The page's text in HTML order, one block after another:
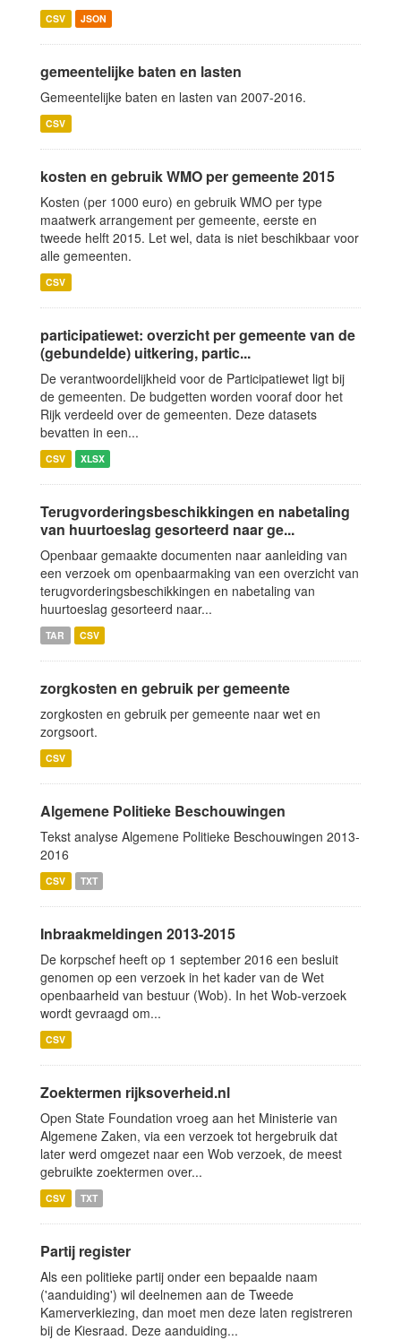
CSV JSON
gemeentelijke baten en lasten
Gemeentelijke baten en lasten van 2007-2016.
CSV
kosten en gebruik WMO per gemeente 2015
Kosten (per 1000 euro) en gebruik WMO per type
maatwerk arrangement per gemeente, eerste en
tweede helft 2015. Let wel, data is niet beschikbaar voor
alle gemeenten.
CSV
participatiewet: overzicht per gemeente van de
(gebundelde) uitkering, partic...
De verantwoordelijkheid voor de Participatiewet ligt bij
de gemeenten. De budgetten worden vooraf door het
Rijk verdeeld over de gemeenten. Deze datasets
bevatten in een...
CSV XLSX
Terugvorderingsbeschikkingen en nabetaling
van huurtoeslag gesorteerd naar ge...
Openbaar gemaakte documenten naar aanleiding van
een verzoek om openbaarmaking van een overzicht van
terugvorderingsbeschikkingen en nabetaling van
huurtoeslag gesorteerd naar...
TAR CSV
zorgkosten en gebruik per gemeente
zorgkosten en gebruik per gemeente naar wet en
zorgsoort.
CSV
Algemene Politieke Beschouwingen
Tekst analyse Algemene Politieke Beschouwingen 2013-
2016
CSV TXT
Inbraakmeldingen 2013-2015
De korpschef heeft op 1 september 2016 een besluit
genomen op een verzoek in het kader van de Wet
openbaarheid van bestuur (Wob). In het Wob-verzoek
wordt gevraagd om...
CSV
Zoektermen rijksoverheid.nl
Open State Foundation vroeg aan het Ministerie van
Algemene Zaken, via een verzoek tot hergebruik dat
later werd omgezet naar een Wob verzoek, de meest
gebruikte zoektermen over...
CSV TXT
Partij register
Als een politieke partij onder een bepaalde naam
('aanduiding') wil deelnemen aan de Tweede
Kamerverkiezing, dan moet men deze laten registreren
bij de Kiesraad. Deze aanduiding...